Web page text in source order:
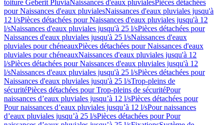
toiture Geberit PluviaNaissances d'eaux pluvialesPièces détachées
pour Naissances d'eaux pluvialesNaissances d'eaux pluviales jusqu'à
12 l/sPièces détachées pour Naissances d'eaux pluviales jusqu'à 12
l/sNaissances d'eaux pluviales jusqu'à 25 l/sPièces détachées pour
Naissances d'eaux pluviales jusqu'à 25 l/sNaissances d'eaux
pluviales pour chéneauxPièces détachées pour Naissances d'eaux
pluviales pour chéneauxNaissances d'eaux pluviales jusqu'à 12
l/sPièces détachées pour Naissances d'eaux pluviales jusqu'à 12
l/sNaissances d'eaux pluviales jusqu'à 25 l/sPièces détachées pour
Naissances d'eaux pluviales jusqu'à 25 l/sTrop-pleins de
sécuritéPièces détachées pour Trop-pleins de sécuritéPour
naissances d’eaux pluviales jusqu’à 12 l/sPièces détachées pour
Pour naissances d’eaux pluviales jusqu’à 12 l/sPour naissances
d’eaux pluviales jusqu’à 25 l/sPièces détachées pour Pour